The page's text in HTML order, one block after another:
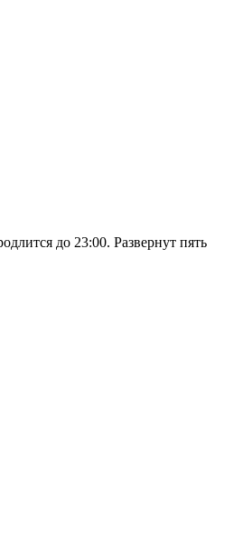
до 23:00. Развернут пять